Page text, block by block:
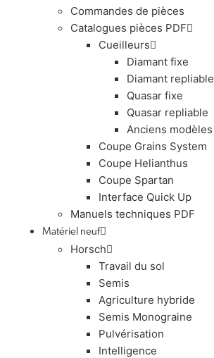
Commandes de pièces
Catalogues pièces PDF
Cueilleurs
Diamant fixe
Diamant repliable
Quasar fixe
Quasar repliable
Anciens modèles
Coupe Grains System
Coupe Helianthus
Coupe Spartan
Interface Quick Up
Manuels techniques PDF
Matériel neuf
Horsch
Travail du sol
Semis
Agriculture hybride
Semis Monograine
Pulvérisation
Intelligence